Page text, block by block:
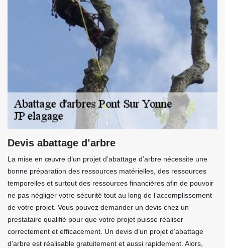
Devis abattage d’arbre
La mise en œuvre d’un projet d’abattage d’arbre nécessite une
bonne préparation des ressources matérielles, des ressources
temporelles et surtout des ressources financières afin de pouvoir
ne pas négliger votre sécurité tout au long de l’accomplissement
de votre projet. Vous pouvez demander un devis chez un
prestataire qualifié pour que votre projet puisse réaliser
correctement et efficacement. Un devis d’un projet d’abattage
d’arbre est réalisable gratuitement et aussi rapidement. Alors,